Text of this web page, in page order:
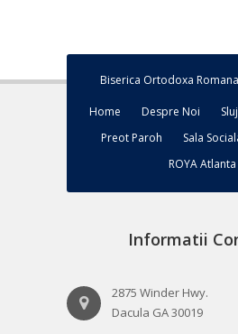
Biserica Ortodoxa
Home Despre Noi
Preot Paroh
Sala
ROYA Atlanta
Informatii
2875 Winder Hwy.
Dacula GA 30019